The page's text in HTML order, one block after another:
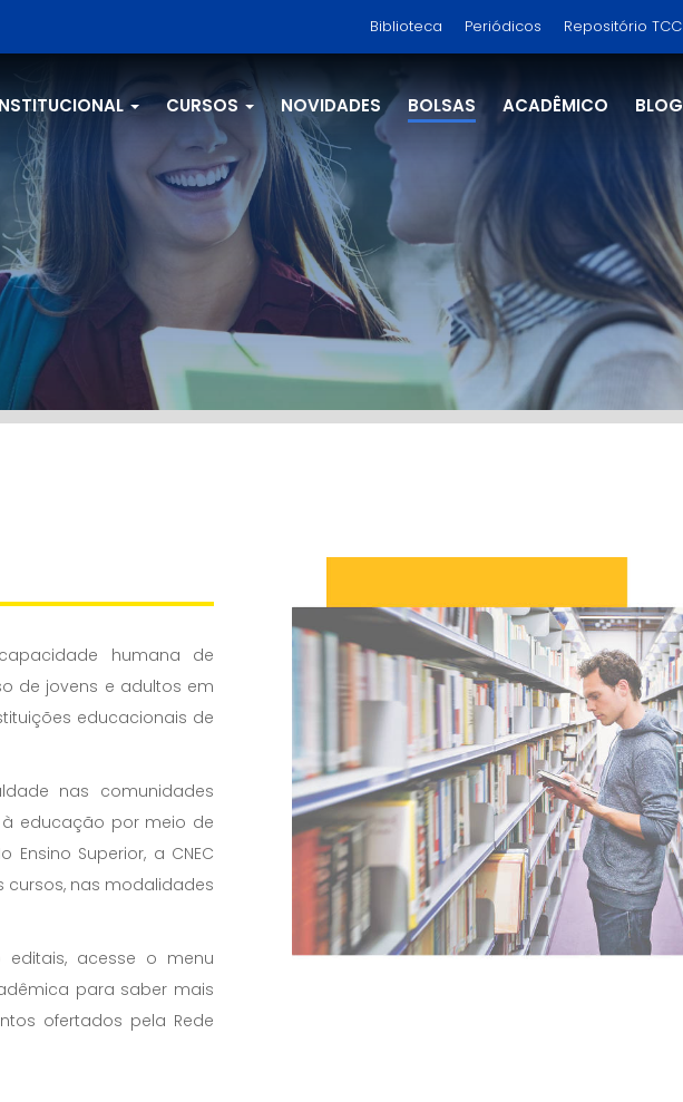
Biblioteca Periódicos Repositório TCC
CURSOS NOVIDADES BOLSAS ACADÊMICO BLOG
humana de
de jovens e adultos em
educacionais de
nas comunidades
educação por meio de
Ensino Superior, a CNEC
cursos, nas modalidades
acesse o menu
para saber mais
ofertados pela Rede